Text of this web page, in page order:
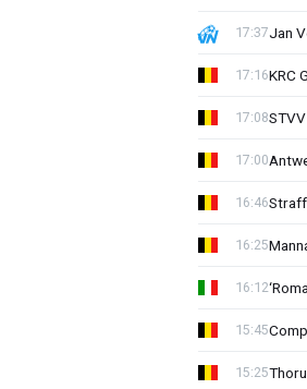
Jan
17:37
KRC
17:16
17:08
17:00
16:46
16:25
16:12
15:45
15:25